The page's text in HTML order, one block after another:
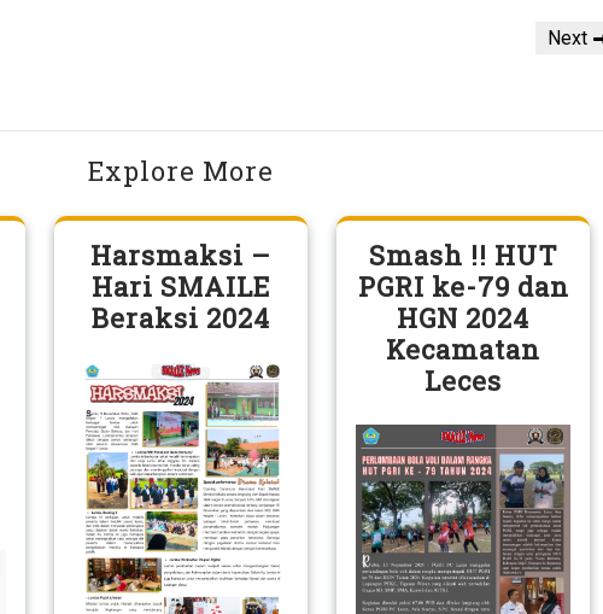
Next
Next
Explore More
Harsmaksi –
Hari SMAILE
Beraksi 2024
Smash !! HUT
PGRI ke-79 dan
HGN 2024
Kecamatan
Leces